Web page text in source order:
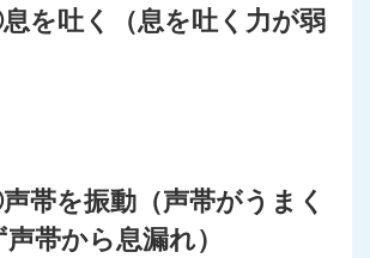
を吐く（息を吐く力が弱
帯を振動（声帯がうまく
帯から息漏れ）